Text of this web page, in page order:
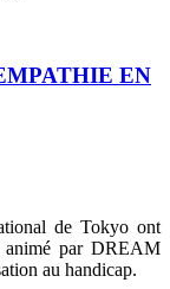
EN
de Tokyo ont
animé par DREAM
au handicap.